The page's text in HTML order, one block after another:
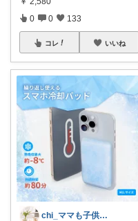
0 0 133
コレ いいね
chi_ママも子供も快適に🌿